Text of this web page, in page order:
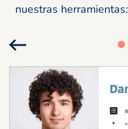
nuestras herramientas: